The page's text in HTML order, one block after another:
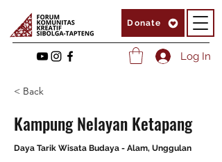
Donate
Log In
< Back
Kampung Nelayan Ketapang
Daya Tarik Wisata Budaya - Alam, Unggulan